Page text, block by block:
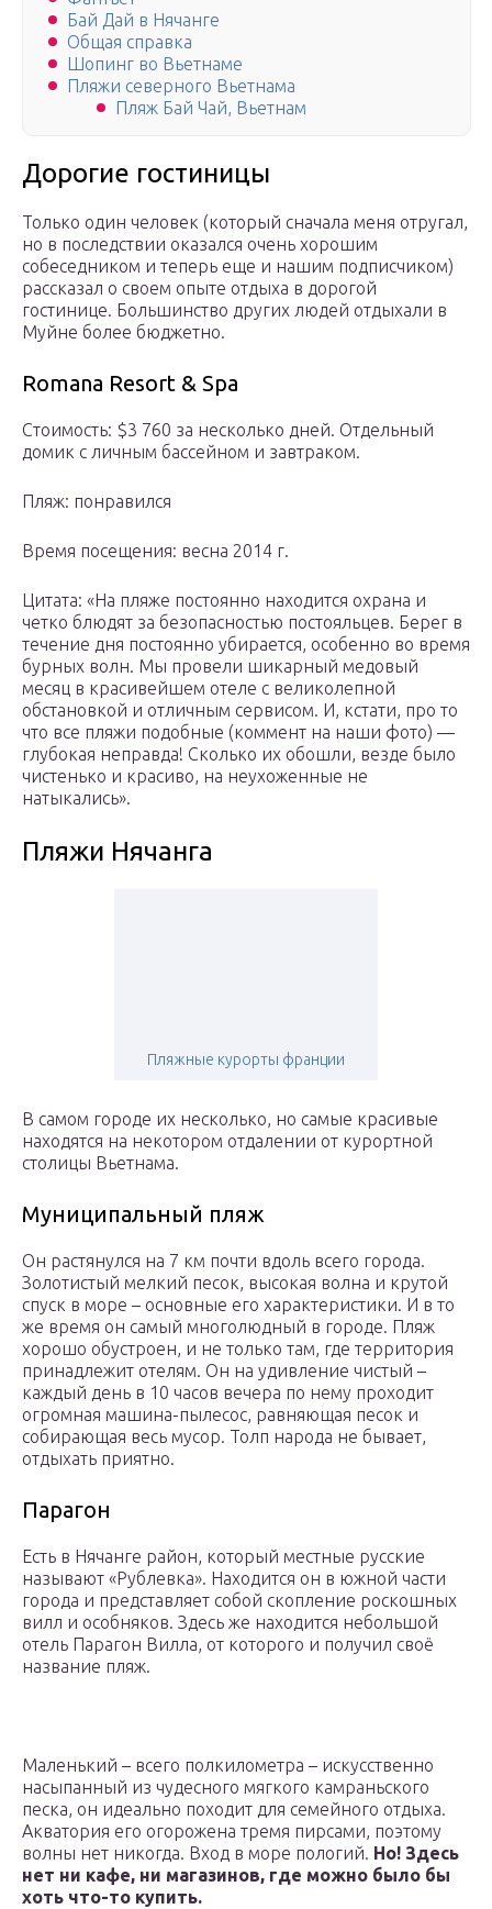
Бай Дай в Нячанге
Общая справка
Шопинг во Вьетнаме
Пляжи северного Вьетнама
Пляж Бай Чай, Вьетнам
Дорогие гостиницы
Только один человек (который сначала меня отругал,
но в последствии оказался очень хорошим
собеседником и теперь еще и нашим подписчиком)
рассказал о своем опыте отдыха в дорогой
гостинице. Большинство других людей отдыхали в
Муйне более бюджетно.
Romana Resort & Spa
Стоимость: $3 760 за несколько дней. Отдельный
домик с личным бассейном и завтраком.
Пляж: понравился
Время посещения: весна 2014 г.
Цитата: «На пляже постоянно находится охрана и
четко блюдят за безопасностью постояльцев. Берег в
течение дня постоянно убирается, особенно во время
бурных волн. Мы провели шикарный медовый
месяц в красивейшем отеле с великолепной
обстановкой и отличным сервисом. И, кстати, про то
что все пляжи подобные (коммент на наши фото) —
глубокая неправда! Сколько их обошли, везде было
чистенько и красиво, на неухоженные не
натыкались».
Пляжи Нячанга
Пляжные курорты франции
В самом городе их несколько, но самые красивые
находятся на некотором отдалении от курортной
столицы Вьетнама.
Муниципальный пляж
Он растянулся на 7 км почти вдоль всего города.
Золотистый мелкий песок, высокая волна и крутой
спуск в море – основные его характеристики. И в то
же время он самый многолюдный в городе. Пляж
хорошо обустроен, и не только там, где территория
принадлежит отелям. Он на удивление чистый –
каждый день в 10 часов вечера по нему проходит
огромная машина-пылесос, равняющая песок и
собирающая весь мусор. Толп народа не бывает,
отдыхать приятно.
Парагон
Есть в Нячанге район, который местные русские
называют «Рублевка». Находится он в южной части
города и представляет собой скопление роскошных
вилл и особняков. Здесь же находится небольшой
отель Парагон Вилла, от которого и получил своё
название пляж.
Маленький – всего полкилометра – искусственно
насыпанный из чудесного мягкого камраньского
песка, он идеально походит для семейного отдыха.
Акватория его огорожена тремя пирсами, поэтому
волны нет никогда. Вход в море пологий. Но! Здесь
нет ни кафе, ни магазинов, где можно было бы
хоть что-то купить.